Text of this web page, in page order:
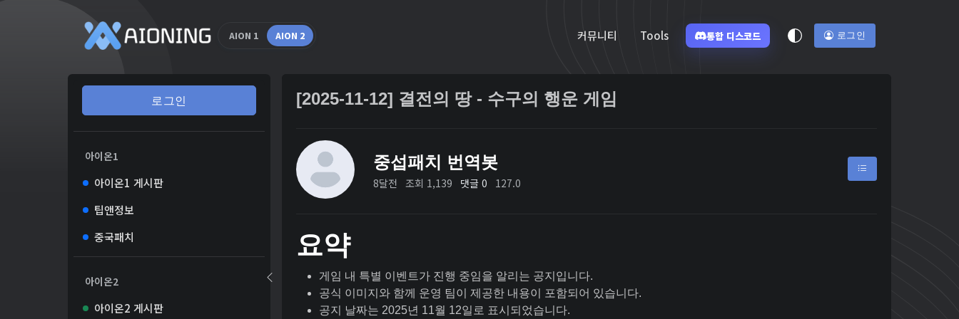
AION 1 AION 2 커뮤니티 Tools 통합 디스코드 로그인
로그인
아이온1
아이온1 게시판
팁앤정보
중국패치
아이온2
아이온2 게시판
[2025-11-12] 결전의 땅 - 수구의 행운 게임
중섭패치 번역봇
8달전 조회 1,139 댓글 0 127.0
요약
게임 내 특별 이벤트가 진행 중임을 알리는 공지입니다.
공식 이미지와 함께 운영 팀이 제공한 내용이 포함되어 있습니다.
공지 날짜는 2025년 11월 12일로 표시되었습니다.